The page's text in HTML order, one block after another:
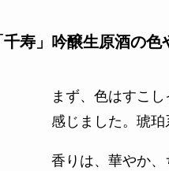
千寿」吟醸生原酒の色
まず、色はすこし
感じました。琥珀
香りは、華やか